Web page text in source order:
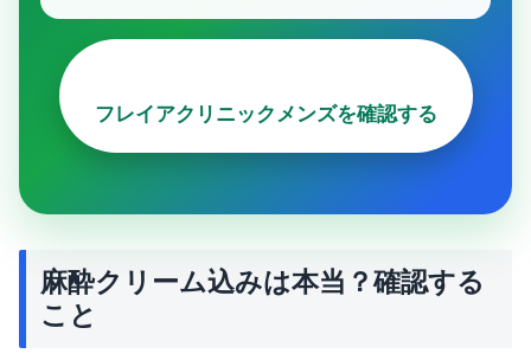
フレイアクリニックメンズを確認する
麻酔クリーム込みは本当？確認する
こと